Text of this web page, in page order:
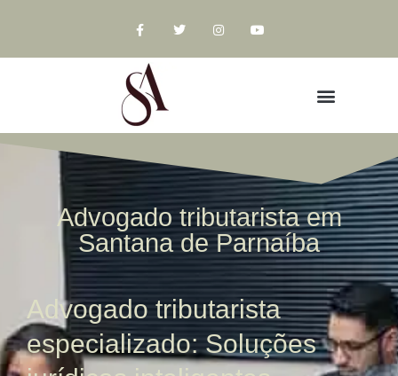
Advogado tributarista em
Santana de Parnaíba
Advogado tributarista
especializado: Soluções